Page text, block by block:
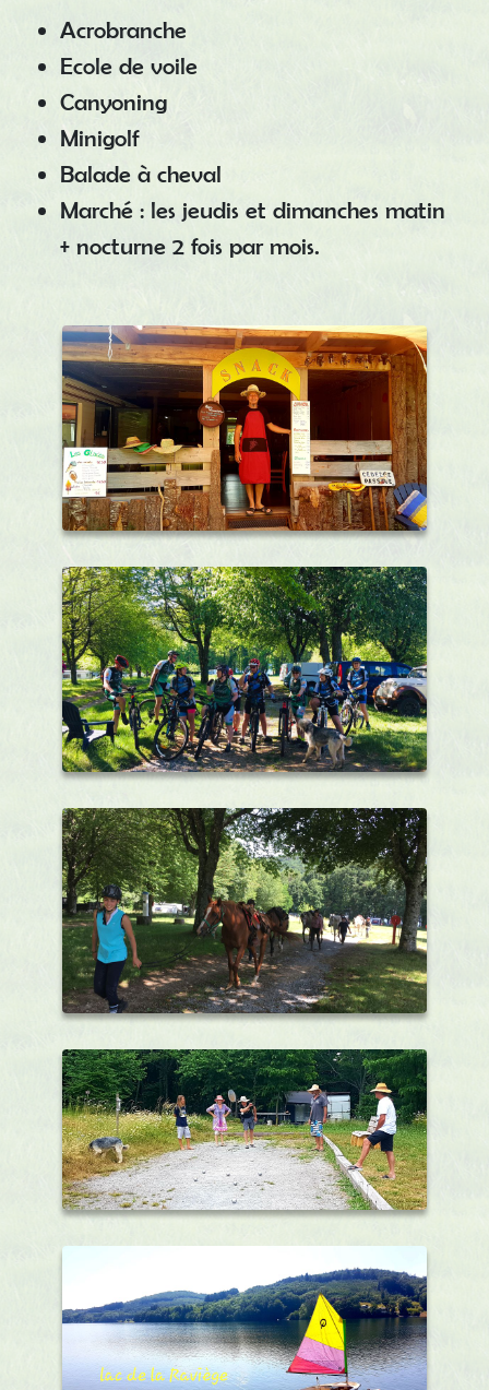
Acrobranche
Ecole de voile
Canyoning
Minigolf
Balade à cheval
Marché : les jeudis et dimanches matin
+ nocturne 2 fois par mois.